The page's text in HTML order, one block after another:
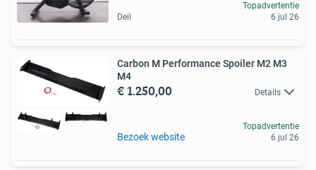
Deil
Topadvertentie
6 jul 26
Carbon M Performance Spoiler M2 M3
M4
€ 1.250,00 Details
Bezoek website
Topadvertentie
6 jul 26